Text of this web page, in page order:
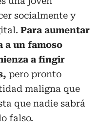
socialmente y
Para aumentar
a un famoso
a fingir
pero pronto
maligna que
que nadie sabrá
falso.